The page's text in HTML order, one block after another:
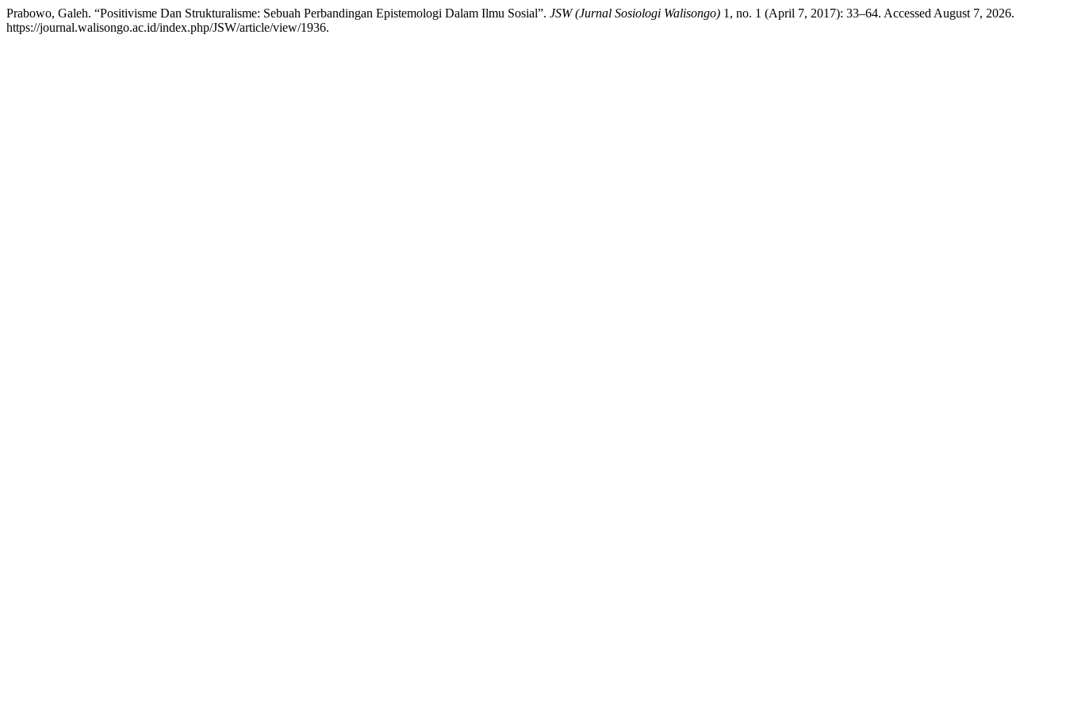
Prabowo, Galeh. “Positivisme Dan Strukturalisme: Sebuah Perbandingan Epistemologi Dalam Ilmu Sosial”. JSW (Jurnal Sosiologi Walisongo) 1, no. 1 (April 7, 2017): 33–64. Accessed August 7, 2026.
https://journal.walisongo.ac.id/index.php/JSW/article/view/1936.